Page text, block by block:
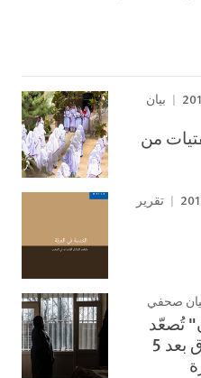
بيان
من
تقرير
صحفي
تُصعّد
هجومها على الحقوق بعد 5